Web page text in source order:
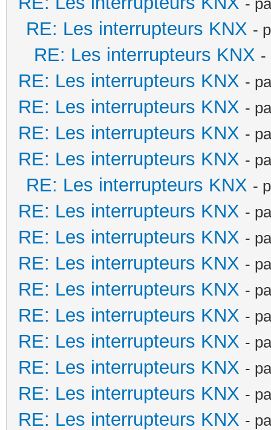
RE: Les interrupteurs KNX -
RE: Les interrupteurs KNX -
RE: Les interrupteurs KNX -
RE: Les interrupteurs KNX -
RE: Les interrupteurs KNX -
RE: Les interrupteurs KNX -
RE: Les interrupteurs KNX -
RE: Les interrupteurs KNX -
RE: Les interrupteurs KNX -
RE: Les interrupteurs KNX -
RE: Les interrupteurs KNX -
RE: Les interrupteurs KNX -
RE: Les interrupteurs KNX -
RE: Les interrupteurs KNX -
RE: Les interrupteurs KNX -
RE: Les interrupteurs KNX -